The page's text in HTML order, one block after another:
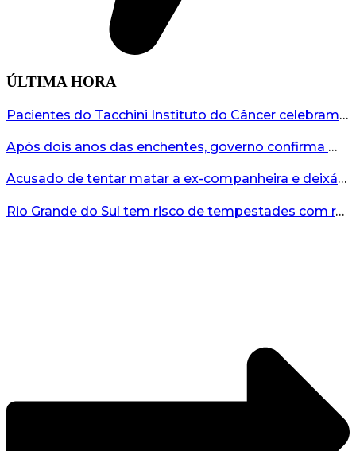
ÚLTIMA HORA
Pacientes do Tacchini Instituto do Câncer celebram Dia dos Pais com cuidado e relaxamento...
Após dois anos das enchentes, governo confirma mais de R$19 milhões para nova ponte no Vale do Taquari...
Acusado de tentar matar a ex-companheira e deixá-la paraplégica é condenado na Serra Gaúcha...
Rio Grande do Sul tem risco de tempestades com rajadas de ventos nos próximos dias...